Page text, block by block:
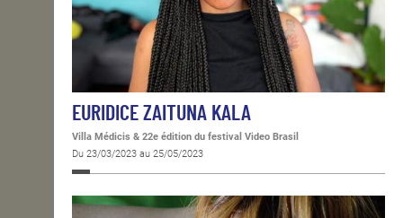
EURIDICE ZAITUNA KALA
Villa Médicis & 22e édition du festival Video Brasil
Du 23/03/2023 au 25/05/2023